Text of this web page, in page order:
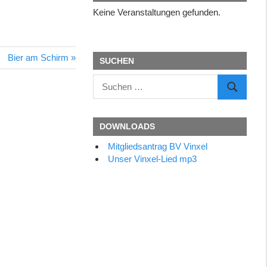
Nächster
Beitrag:
Bier am Schirm
Keine Veranstaltungen gefunden.
SUCHEN
nach:
SUCHEN
DOWNLOADS
Mitgliedsantrag BV Vinxel
Unser Vinxel-Lied mp3